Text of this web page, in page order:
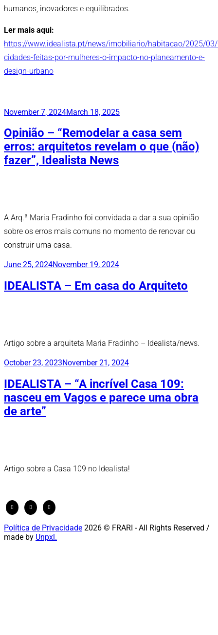
humanos, inovadores e equilibrados.
Ler mais aqui:
https://www.idealista.pt/news/imobiliario/habitacao/2025/
cidades-feitas-por-mulheres-o-impacto-no-planeamento-e-
design-urbano
Publicado
November 7, 2024March 18, 2025
Opinião – “Remodelar a casa sem
erros: arquitetos revelam o que (não)
fazer”, Idealista News
A Arq.ª Maria Fradinho foi convidada a dar a sua opinião
sobre os erros mais comuns no momento de renovar ou
construir uma casa.
Publicado
June 25, 2024November 19, 2024
IDEALISTA – Em casa do Arquiteto
Artigo sobre a arquiteta Maria Fradinho – Idealista/news.
Publicado
October 23, 2023November 21, 2024
IDEALISTA – “A incrível Casa 109:
nasceu em Vagos e parece uma obra
de arte”
Artigo sobre a Casa 109 no Idealista!
Política de Privacidade 2026 © FRARI - All Rights Reserved /
made by Unpxl.